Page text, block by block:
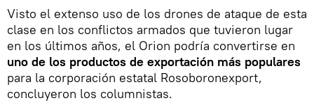
Visto el extenso uso de los drones de ataque de esta
clase en los conflictos armados que tuvieron lugar
en los últimos años, el Orion podría convertirse en
uno de los productos de exportación más populares
para la corporación estatal Rosoboronexport,
concluyeron los columnistas.